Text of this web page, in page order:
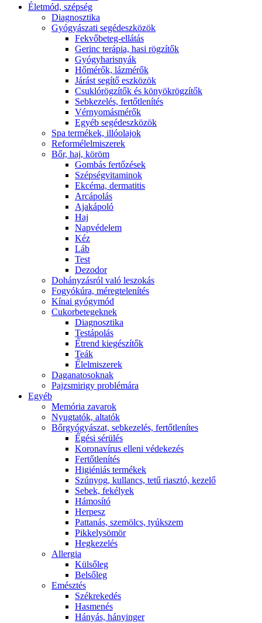
Életmód, szépség
Diagnosztika
Gyógyászati segédeszközök
Fekvőbeteg-ellátás
Gerinc terápia, hasi rögzítők
Gyógyharisnyák
Hőmérők, lázmérők
Járást segítő eszközök
Csuklórögzítők és könyökrögzítők
Sebkezelés, fertőtlenítés
Vérnyomásmérők
Egyéb segédeszközök
Spa termékek, illóolajok
Reformélelmiszerek
Bőr, haj, köröm
Gombás fertőzések
Szépségvitaminok
Ekcéma, dermatitis
Arcápolás
Ajakápoló
Haj
Napvédelem
Kéz
Láb
Test
Dezodor
Dohányzásról való leszokás
Fogyókúra, méregtelenítés
Kínai gyógymód
Cukorbetegeknek
Diagnosztika
Testápolás
É́trend kiegészítők
Teák
É́lelmiszerek
Daganatosoknak
Pajzsmirigy problémára
Egyéb
Memória zavarok
Nyugtatók, altatók
Bőrgyógyászat, sebkezelés, fertőtlenítes
É́gési sérülés
Koronavírus elleni védekezés
Fertőtlenítés
Higiéniás termékek
Szúnyog, kullancs, tetű riasztó, kezelő
Sebek, fekélyek
Hámosító
Herpesz
Pattanás, szemölcs, tyúkszem
Pikkelysömör
Hegkezelés
Allergia
Külsőleg
Belsőleg
Emésztés
Székrekedés
Hasmenés
Hányás, hányinger